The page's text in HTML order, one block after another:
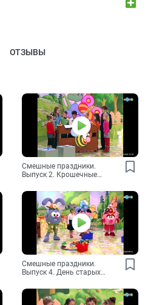
ОТЗЫВЫ
Смешные праздники.
Выпуск 2. Крошечные
Смешные праздники.
Выпуск 4. День старых